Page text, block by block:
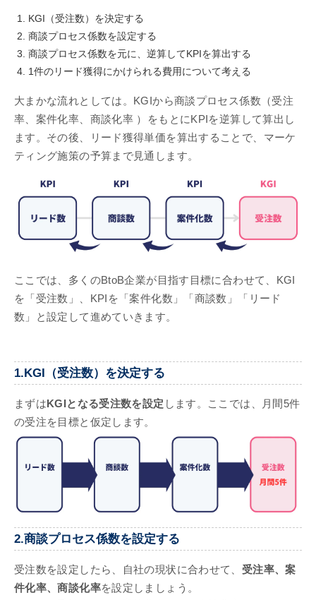
KGI（受注数）を決定する
商談プロセス係数を設定する
商談プロセス係数を元に、逆算してKPIを算出する
1件のリード獲得にかけられる費用について考える
大まかな流れとしては。KGIから商談プロセス係数（受注
率、案件化率、商談化率 ）をもとにKPIを逆算して算出し
ます。その後、リード獲得単価を算出することで、マーケ
ティング施策の予算まで見通します。
ここでは、多くのBtoB企業が目指す目標に合わせて、KGI
を「受注数」、KPIを「案件化数」「商談数」「リード
数」と設定して進めていきます。
1.KGI（受注数）を決定する
まずは KGIとなる受注数を設定 します。ここでは、月間5件
の受注を目標と仮定します。
2.商談プロセス係数を設定する
受注数を設定したら、自社の現状に合わせて、 受注率、案
件化率、商談化率を設定しましょう。